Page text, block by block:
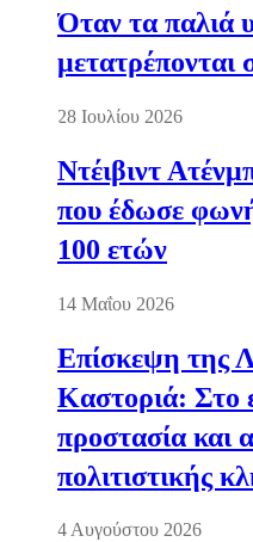
Όταν τα παλιά
μετατρέπονται
28 Ιουλίου 2026
Ντέιβιντ
που έδωσε
100 ετών
14 Μαΐου 2026
Επίσκεψη της
Καστοριά: Στο
προστασία και
πολιτιστικής
4 Αυγούστου 2026